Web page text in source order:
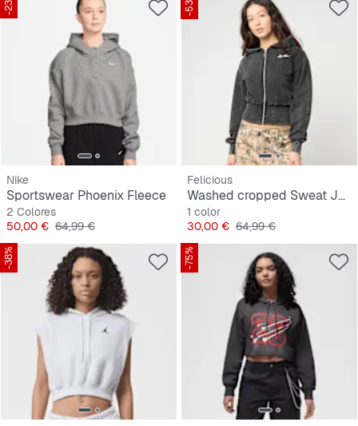
Nike
Sportswear Phoenix Fleece
2 Colores
Precio
50,00 € Precio original
64,99 €
Felicious
Washed cropped Sweat Jacket
1 color
Precio
30,00 € Precio original
64,99 €
-38% -75%